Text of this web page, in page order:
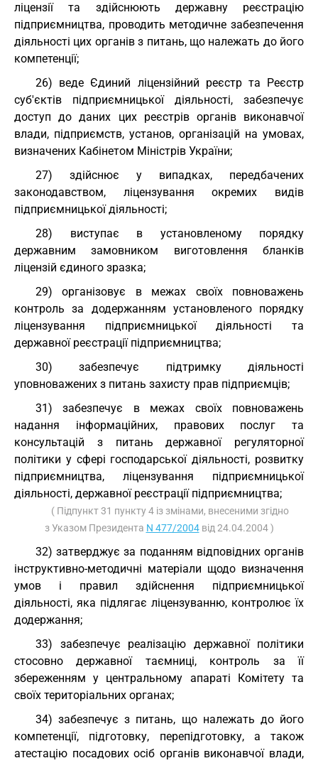
ліцензії та здійснюють державну реєстрацію
підприємництва, проводить методичне забезпечення
діяльності цих органів з питань, що належать до його
компетенції;
26) веде Єдиний ліцензійний реєстр та Реєстр
суб'єктів підприємницької діяльності, забезпечує
доступ до даних цих реєстрів органів виконавчої
влади, підприємств, установ, організацій на умовах,
визначених Кабінетом Міністрів України;
27) здійснює у випадках, передбачених
законодавством, ліцензування окремих видів
підприємницької діяльності;
28) виступає в установленому порядку
державним замовником виготовлення бланків
ліцензій єдиного зразка;
29) організовує в межах своїх повноважень
контроль за додержанням установленого порядку
ліцензування підприємницької діяльності та
державної реєстрації підприємництва;
30) забезпечує підтримку діяльності
уповноважених з питань захисту прав підприємців;
31) забезпечує в межах своїх повноважень
надання інформаційних, правових послуг та
консультацій з питань державної регуляторної
політики у сфері господарської діяльності, розвитку
підприємництва, ліцензування підприємницької
діяльності, державної реєстрації підприємництва;
( Підпункт 31 пункту 4 із змінами, внесеними згідно
з Указом Президента N 477/2004від 24.04.2004 )
32) затверджує за поданням відповідних органів
інструктивно-методичні матеріали щодо визначення
умов і правил здійснення підприємницької
діяльності, яка підлягає ліцензуванню, контролює їх
додержання;
33) забезпечує реалізацію державної політики
стосовно державної таємниці, контроль за її
збереженням у центральному апараті Комітету та
своїх територіальних органах;
34) забезпечує з питань, що належать до його
компетенції, підготовку, перепідготовку, а також
атестацію посадових осіб органів виконавчої влади,